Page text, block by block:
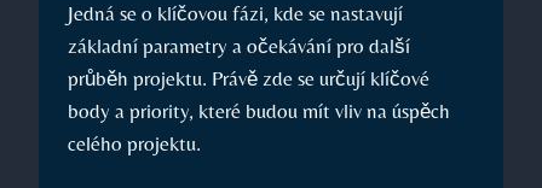
Jedná se o klíčovou fázi, kde se nastavují
základní parametry a očekávání pro další
průběh projektu. Právě zde se určují klíčové
body a priority, které budou mít vliv na úspěch
celého projektu.